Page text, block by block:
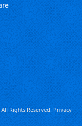
Rights Reserved.Privacy